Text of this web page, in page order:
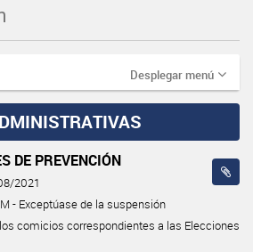
Desplegar menú
DE PREVENCIÓN
2021
- Exceptúase de la suspensión
comicios correspondientes a las Elecciones